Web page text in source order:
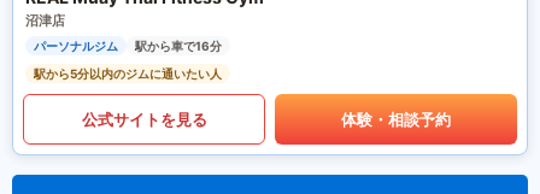
沼津店
パーソナルジム
駅から車で16分
駅から5分以内のジムに通いたい人
公式サイトを見る 体験・相談予約